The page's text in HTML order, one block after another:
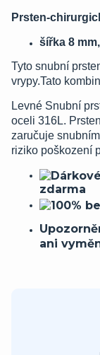
Prsten-
šířka 8
Tyto snubní
vrypy.Tato
Levné Snubní
oceli 316L.
zaručuje
riziko poškození
zdarma
ani